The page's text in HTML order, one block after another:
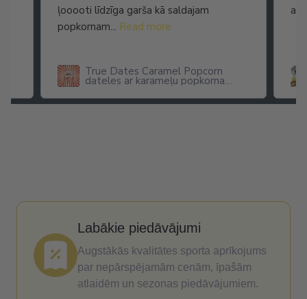
ļooooti līdzīga garša kā saldajam
popkornam... Read more
True Dates Caramel Popcorn
dateles ar karameļu popkorna
arī
Labākie piedāvājumi
Augstākās kvalitātes sporta aprīkojums
par nepārspējamām cenām, īpašām
atlaidēm un sezonas piedāvājumiem.